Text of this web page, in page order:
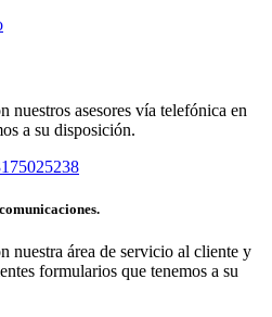
nuestros asesores vía telefónica en
a su disposición.
nuestra área de servicio al cliente y
formularios que tenemos a su